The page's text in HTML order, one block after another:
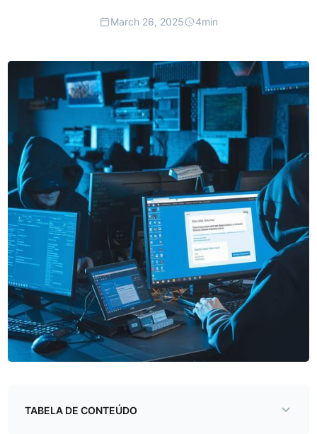
March 26, 2025 4min
TABELA DE CONTEÚDO